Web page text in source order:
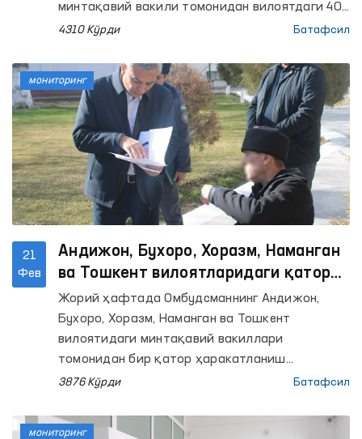
минтақавий вакили томонидан вилоятдаги 40-
сон манзил-колониясига амалга оширилган
камчиликлар , жумладан, баъзи ишлаб
чиқариш объектларида маҳкумлар учун
ажратилган ювиниш хоналаридаги вазият,
овқатланиш шароитларининг санитария-
гигиена талабларига мувофиқлиги юзасидан
Омбудсман тақдимномаси киритилган эди.
4310 Кўрди Батафсил
21
Фев
Андижон, Бухоро, Хоразм, Наманган
ва Тошкент вилоятларидаги қатор
пенитенциар муассасаларга
мониторинг ташрифлари амалга
оширилди
Жорий ҳафтада Омбудсманнинг Андижон,
Бухоро, Хоразм, Наманган ва Тошкент
вилоятидаги минтақавий вакиллари
томонидан бир қатор ҳаракатланиш
эркинлиги чекланган шахслар сақланадиган
ўтказилди.
3876 Кўрди Батафсил
мониторинг
мониторинг